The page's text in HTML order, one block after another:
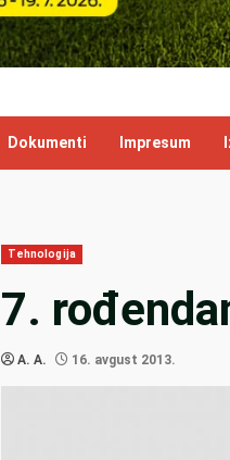
Dokumenti Impresum
Tehnologija
7.
A. A. 16. avgust 2013.